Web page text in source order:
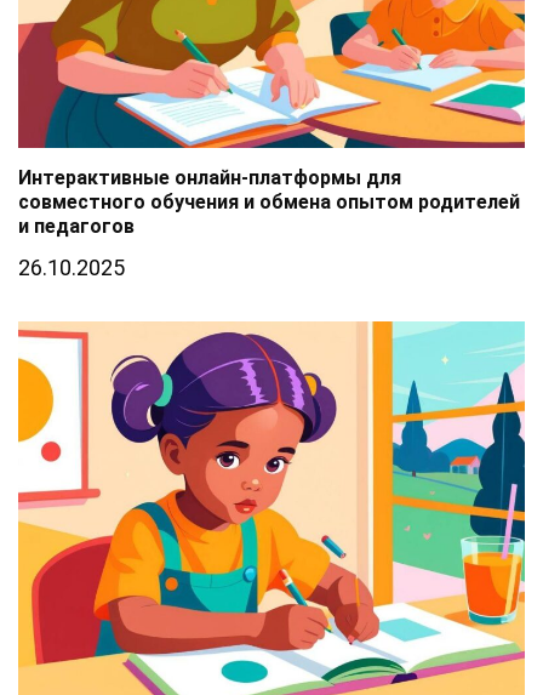
Интерактивные онлайн-платформы для
совместного обучения и обмена опытом родителей
и педагогов
26.10.2025